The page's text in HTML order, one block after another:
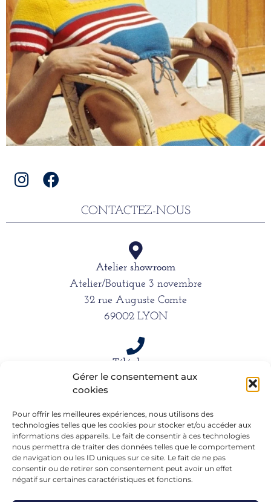
Gérer le consentement aux
cookies
Pour offrir les meilleures expériences, nous utilisons des
technologies telles que les cookies pour stocker et/ou accéder aux
informations des appareils. Le fait de consentir à ces technologies
nous permettra de traiter des données telles que le comportement
de navigation ou les ID uniques sur ce site. Le fait de ne pas
consentir ou de retirer son consentement peut avoir un effet
négatif sur certaines caractéristiques et fonctions.
CONTACTEZ-NOUS
Atelier showroom
Atelier/Boutique 3 novembre
32 rue Auguste Comte
69002 LYON
Téléphone
06 15 61 39 66
Mail
alexandra.dargentre@sfr.fr